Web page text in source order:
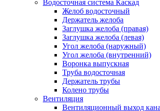
Водосточная система Каскад
Желоб водосточный
Держатель желоба
Заглушка желоба (правая)
Заглушка желоба (левая)
Угол желоба (наружный)
Угол желоба (внутренний)
Воронка выпускная
Труба водосточная
Держатель трубы
Колено трубы
Вентиляция
Вентиляционный выход